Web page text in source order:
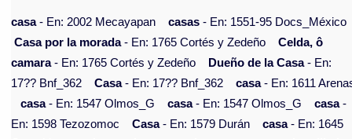
casa- En: 2002 Mecayapan casas - En: 1551-95 Docs_México
Casa por la morada- En: 1765 Cortés y Zedeño
Celda, ô
camara- En: 1765 Cortés y Zedeño Dueño de la Casa- En:
17?? Bnf_362
Casa- En: 17?? Bnf_362 casa- En: 1611
casa- En: 1547 Olmos_G casa- En: 1547 Olmos_G casa-
En: 1598 Tezozomoc
Casa- En: 1579 Durán casa- En: 1645